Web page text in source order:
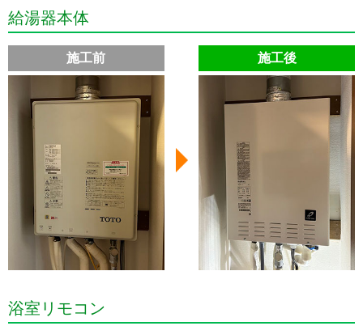
給湯器本体
施工前 施工後
浴室リモコン